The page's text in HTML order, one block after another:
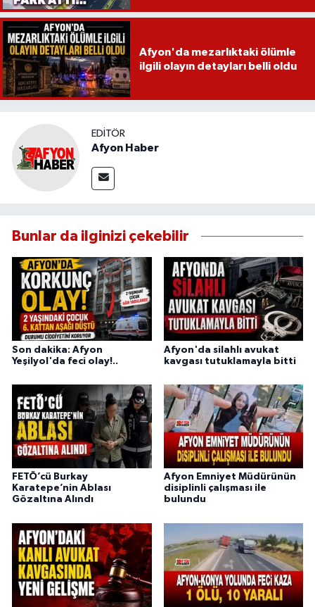
Afyon'da mezarlıktaki ölümle
ilgili olayın detayları belli oldu
EDITÖR
Afyon Haber
Bunlar da ilginizi çekebilir
Son dakika: Afyon
Yeşilyol'da feci olay!..
Afyon'da silahlı avukat
kavgası tutuklamayla bitti
FETÖ’cü Burkay
Karatepe’nin Ablası
Gözaltına Alındı
Afyon Emniyet Müdürünün
disiplinli çalışması ile
bulundu